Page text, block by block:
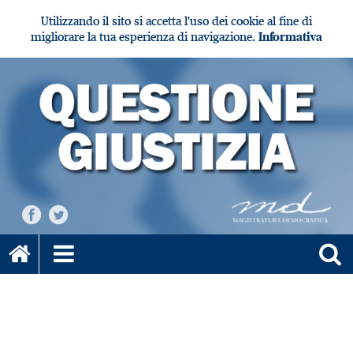
Utilizzando il sito si accetta l'uso dei cookie al fine di
migliorare la tua esperienza di navigazione. Informativa